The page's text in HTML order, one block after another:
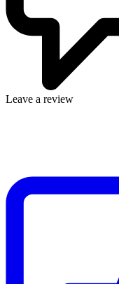
Leave a review